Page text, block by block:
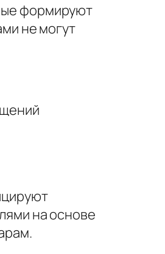
формируют
не могут
на основе